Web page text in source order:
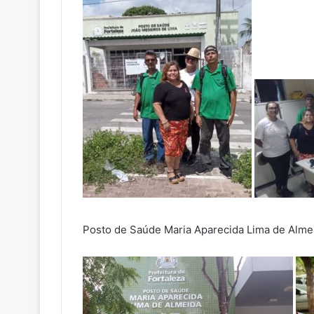
Posto de Saúde Maria Aparecida Lima de